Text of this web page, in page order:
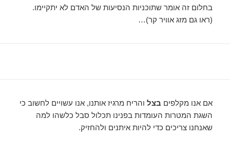
בחלום זה אומר שתוכניות הנסיעות של האדם לא יתקיימו.
(ראו גם מזג אוויר קר)…
אם אנו מקלפים בצל והריח מרגיז אותנו, אנו עשויים לחשוב כי
השגת המטרות העומדות בפנינו תכלול סבל כלשהו למה
שאנחנו צריכים כדי להיות איתנים ולהחזיק.